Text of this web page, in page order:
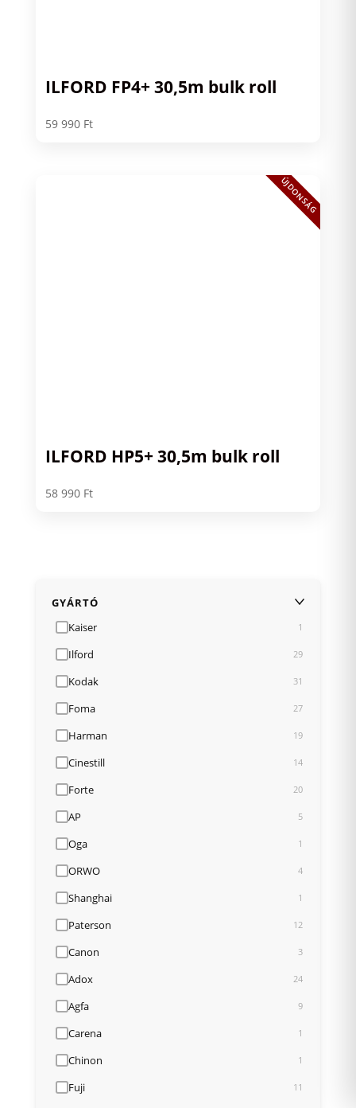
ILFORD FP4+ 30,5m bulk roll
59 990 Ft
ÚJDONSÁG
ILFORD HP5+ 30,5m bulk roll
58 990 Ft
GYÁRTÓ
Kaiser
1
Ilford 29
Kodak 31
Foma 27
Harman 19
Cinestill 14
Forte 20
AP 5
Oga 1
ORWO 4
Shanghai 1
Paterson 12
Canon 3
Adox 24
Agfa 9
Carena 1
Chinon 1
Fuji 11